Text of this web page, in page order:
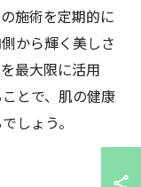
施術を定期的に
から輝く美しさ
最大限に活用
とで、肌の健康
しょう。